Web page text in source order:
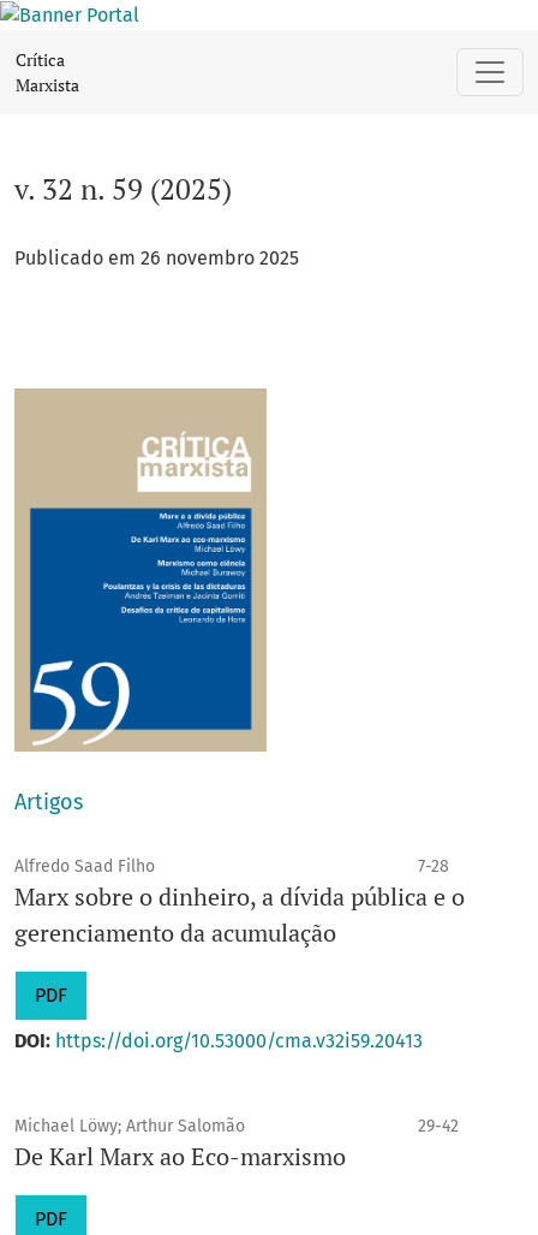
Crítica
Marxista
v. 32 n. 59 (2025)
Publicado em 26 novembro 2025
Artigos
Alfredo Saad Filho 7-28
Marx sobre o dinheiro, a dívida pública e o
gerenciamento da acumulação
PDF
DOI: https://doi.org/10.53000/cma.v32i59.20413
Michael Löwy; Arthur Salomão 29-42
De Karl Marx ao Eco-marxismo
PDF